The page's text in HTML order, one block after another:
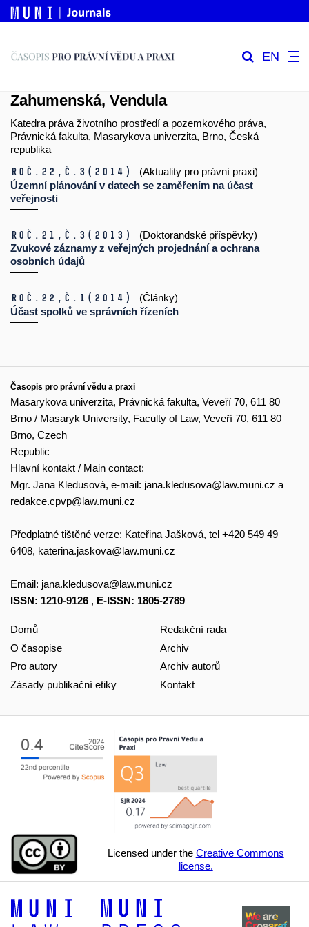
EN
Zahumenská, Vendula
Katedra práva životního prostředí a pozemkového práva,
Právnická fakulta, Masarykova univerzita, Brno, Česká
republika
Roč.22, č.3 (2014)
(Aktuality pro právní praxi)
Územní plánování v datech se zaměřením na účast
veřejnosti
Roč.21, č.3 (2013)
(Doktorandské příspěvky)
Zvukové záznamy z veřejných projednání a ochrana
osobních údajů
Roč.22, č.1 (2014)
(Články)
Účast spolků ve správních řízeních
Časopis pro právní vědu a praxi
Masarykova univerzita, Právnická fakulta, Veveří 70, 611 80
Brno / Masaryk University, Faculty of Law, Veveří 70, 611 80
Brno, Czech
Republic
Hlavní kontakt / Main contact:
Mgr. Jana Kledusová, e-mail: jana.kledusova@law.muni.cz a
redakce.cpvp@law.muni.cz
Předplatné tištěné verze: Kateřina Jašková, tel +420 549 49
6408, katerina.jaskova@law.muni.cz
Email: jana.kledusova@law.muni.cz
ISSN: 1210-9126 , E-ISSN: 1805-2789
Domů
O časopise
Pro autory
Zásady publikační etiky
Redakční rada
Archiv
Archiv autorů
Kontakt
Licensed under the Creative Commons
license.